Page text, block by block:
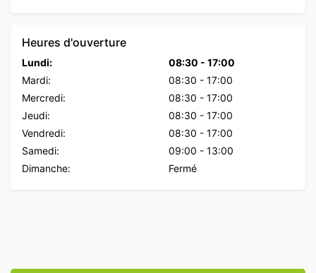
Heures d'ouverture
Lundi: 08:30 - 17:00
Mardi:
08:30 - 17:00
Mercredi:
08:30 - 17:00
Jeudi:
08:30 - 17:00
Vendredi:
08:30 - 17:00
Samedi:
09:00 - 13:00
Dimanche:
Fermé